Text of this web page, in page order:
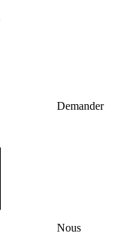
Demander
Nous